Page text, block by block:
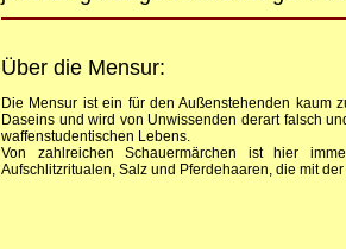
Über die Mensur:
Die Mensur ist ein für den Außenstehenden kaum
Daseins und wird von Unwissenden derart falsch
waffenstudentischen Lebens.
Von zahlreichen Schauermärchen ist hier
Aufschlitzritualen, Salz und Pferdehaaren, die mit